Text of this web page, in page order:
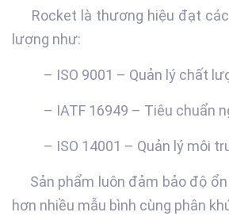
Rocket là thương hiệu đạt
lượng như:
– ISO 9001 – Quản lý chất
– IATF 16949 – Tiêu chuẩn
– ISO 14001 – Quản lý môi
Sản phẩm luôn đảm bảo độ
hơn nhiều mẫu bình cùng phân